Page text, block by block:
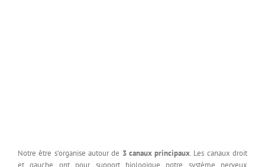
Notre être s’organise autour de 3 canaux principaux. Les canaux droit